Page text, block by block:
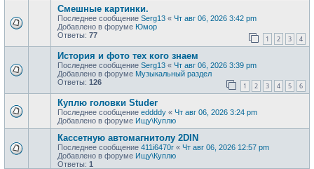
Смешные картинки.
Последнее сообщение Serg13 « Чт авг 06, 2026 3:42 pm
Добавлено в форуме Юмор
Ответы: 77 1 2 3 4
История и фото тех кого знаем
Последнее сообщение Serg13 « Чт авг 06, 2026 3:39 pm
Добавлено в форуме Музыкальный раздел
Ответы: 126 1 2 3 4 5 6
Куплю головки Studer
Последнее сообщение eddddy « Чт авг 06, 2026 3:24 pm
Добавлено в форуме Ищу\Куплю
Кассетную автомагнитолу 2DIN
Последнее сообщение 411i6470r « Чт авг 06, 2026 12:57 pm
Добавлено в форуме Ищу\Куплю
Ответы: 1